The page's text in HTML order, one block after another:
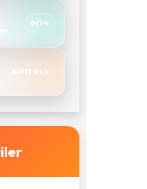
GIT
KAYIT OL